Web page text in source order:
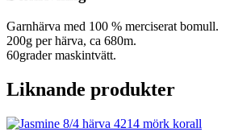
Garnhärva med 100 % merciserat bomull.
200g per härva, ca 680m.
60grader maskintvätt.
Liknande produkter